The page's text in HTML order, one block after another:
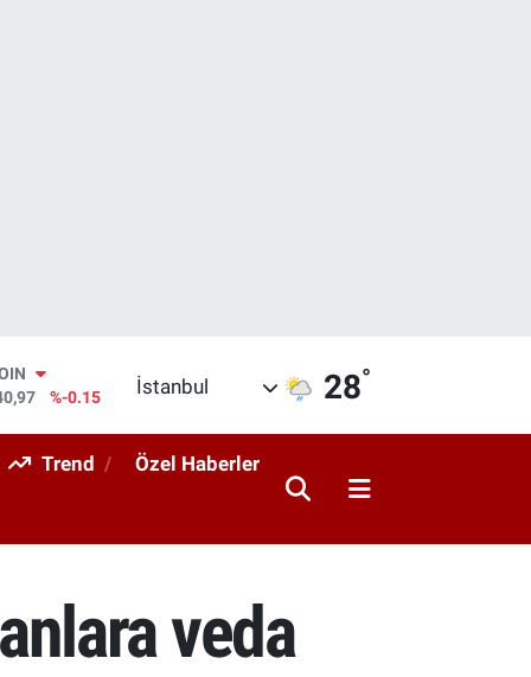
%0.18
%-0.15
İstanbul 28°
Trend Özel Haberler
veda